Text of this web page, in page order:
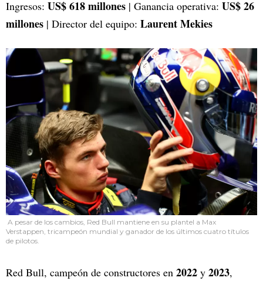
Ingresos: US$ 618 millones | Ganancia operativa: US$ 26
millones | Director del equipo: Laurent Mekies
A pesar de los cambios, Red Bull mantiene en su plantel a Max
Verstappen, tricampeón mundial y ganador de los últimos cuatro títulos
de pilotos.
Red Bull, campeón de constructores en 2022 y 2023,